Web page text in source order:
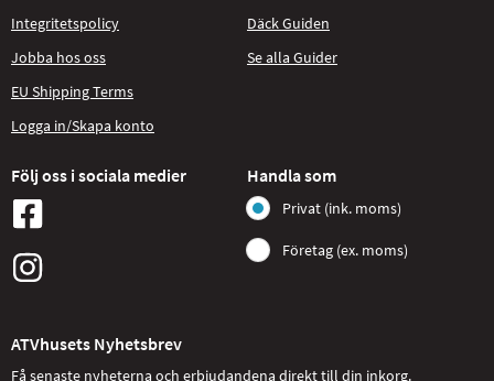
Integritetspolicy
Jobba hos oss
EU Shipping Terms
Logga in/Skapa konto
Däck Guiden
Se alla Guider
Följ oss i sociala medier Handla som
Privat (ink. moms)
Företag (ex. moms)
ATVhusets Nyhetsbrev
Få senaste nyheterna och erbjudandena direkt till din inkorg.